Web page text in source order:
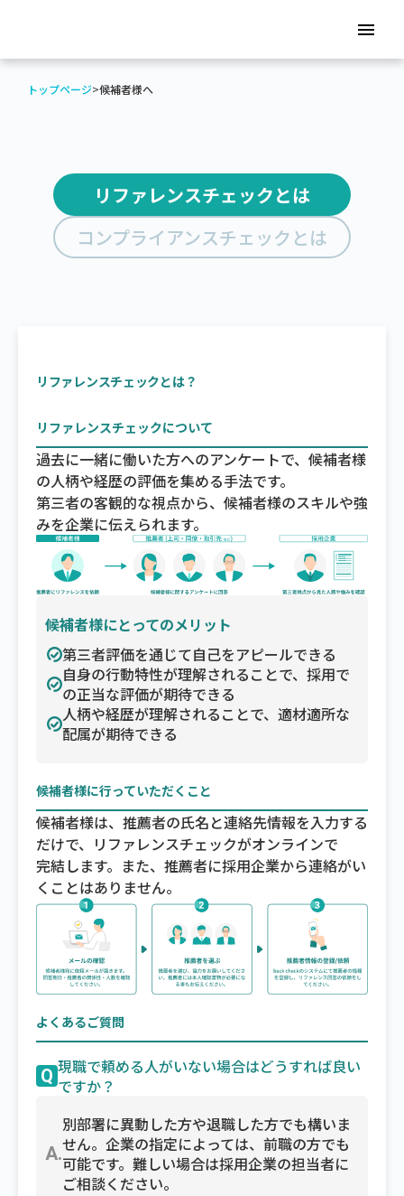
menu
トップページ>候補者様へ
リファレンスチェックとは
コンプライアンスチェックとは
リファレンスチェックとは？
リファレンスチェックについて
過去に一緒に働いた方へのアンケートで、候補者様
の人柄や経歴の評価を集める手法です。
第三者の客観的な視点から、候補者様のスキルや強
みを企業に伝えられます。
候補者様にとってのメリット
第三者評価を通じて自己をアピールできる
自身の行動特性が理解されることで、採用で
の正当な評価が期待できる
人柄や経歴が理解されることで、適材適所な
配属が期待できる
候補者様に行っていただくこと
候補者様は、推薦者の氏名と連絡先情報を入力する
だけで、リファレンスチェックがオンラインで
完結します。また、推薦者に採用企業から連絡がい
くことはありません。
よくあるご質問
Q 現職で頼める人がいない場合はどうすれば良い
ですか？
A.
別部署に異動した方や退職した方でも構いま
せん。企業の指定によっては、前職の方でも
可能です。難しい場合は採用企業の担当者に
ご相談ください。